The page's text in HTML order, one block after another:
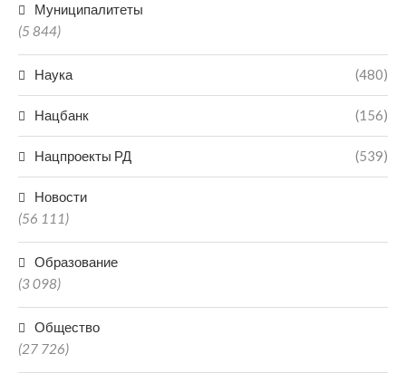
Муниципалитеты
(5 844)
Наука (480)
Нацбанк (156)
Нацпроекты РД (539)
Новости
(56 111)
Образование
(3 098)
Общество
(27 726)